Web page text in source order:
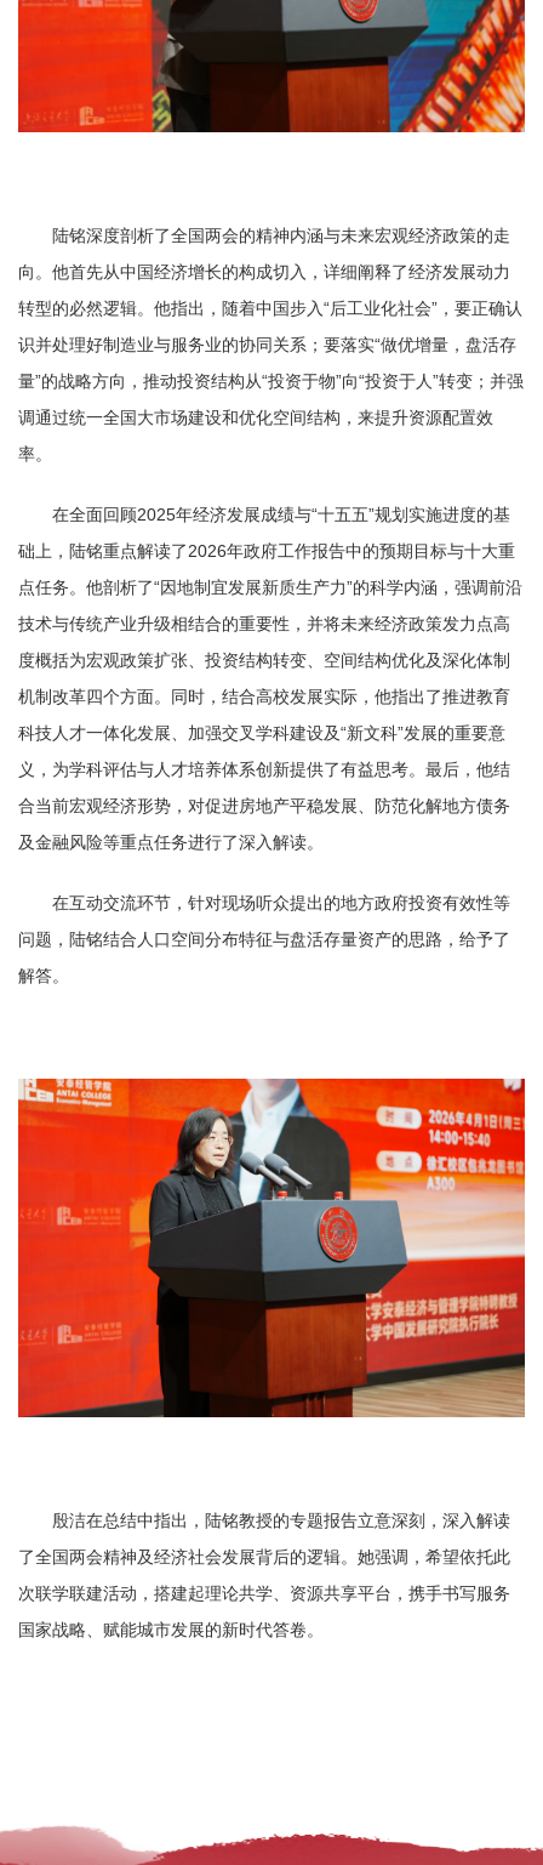
陆铭深度剖析了全国两会的精神内涵与未来宏观经济政策的走
向。他首先从中国经济增长的构成切入，详细阐释了经济发展动力
转型的必然逻辑。他指出，随着中国步入“后工业化社会”，要正确认
识并处理好制造业与服务业的协同关系；要落实“做优增量，盘活存
量”的战略方向，推动投资结构从“投资于物”向“投资于人”转变；并强
调通过统一全国大市场建设和优化空间结构，来提升资源配置效
率。
在全面回顾2025年经济发展成绩与“十五五”规划实施进度的基
础上，陆铭重点解读了2026年政府工作报告中的预期目标与十大重
点任务。他剖析了“因地制宜发展新质生产力”的科学内涵，强调前沿
技术与传统产业升级相结合的重要性，并将未来经济政策发力点高
度概括为宏观政策扩张、投资结构转变、空间结构优化及深化体制
机制改革四个方面。同时，结合高校发展实际，他指出了推进教育
科技人才一体化发展、加强交叉学科建设及“新文科”发展的重要意
义，为学科评估与人才培养体系创新提供了有益思考。最后，他结
合当前宏观经济形势，对促进房地产平稳发展、防范化解地方债务
及金融风险等重点任务进行了深入解读。
在互动交流环节，针对现场听众提出的地方政府投资有效性等
问题，陆铭结合人口空间分布特征与盘活存量资产的思路，给予了
解答。
殷洁在总结中指出，陆铭教授的专题报告立意深刻，深入解读
了全国两会精神及经济社会发展背后的逻辑。她强调，希望依托此
次联学联建活动，搭建起理论共学、资源共享平台，携手书写服务
国家战略、赋能城市发展的新时代答卷。